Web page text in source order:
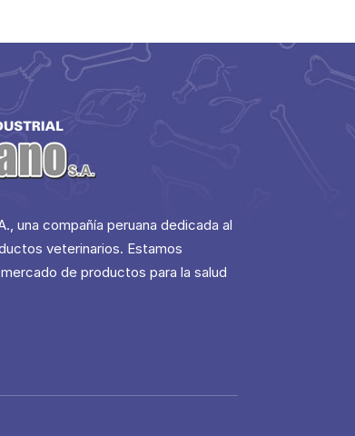
una compañía peruana dedicada al
veterinarios. Estamos
de productos para la salud